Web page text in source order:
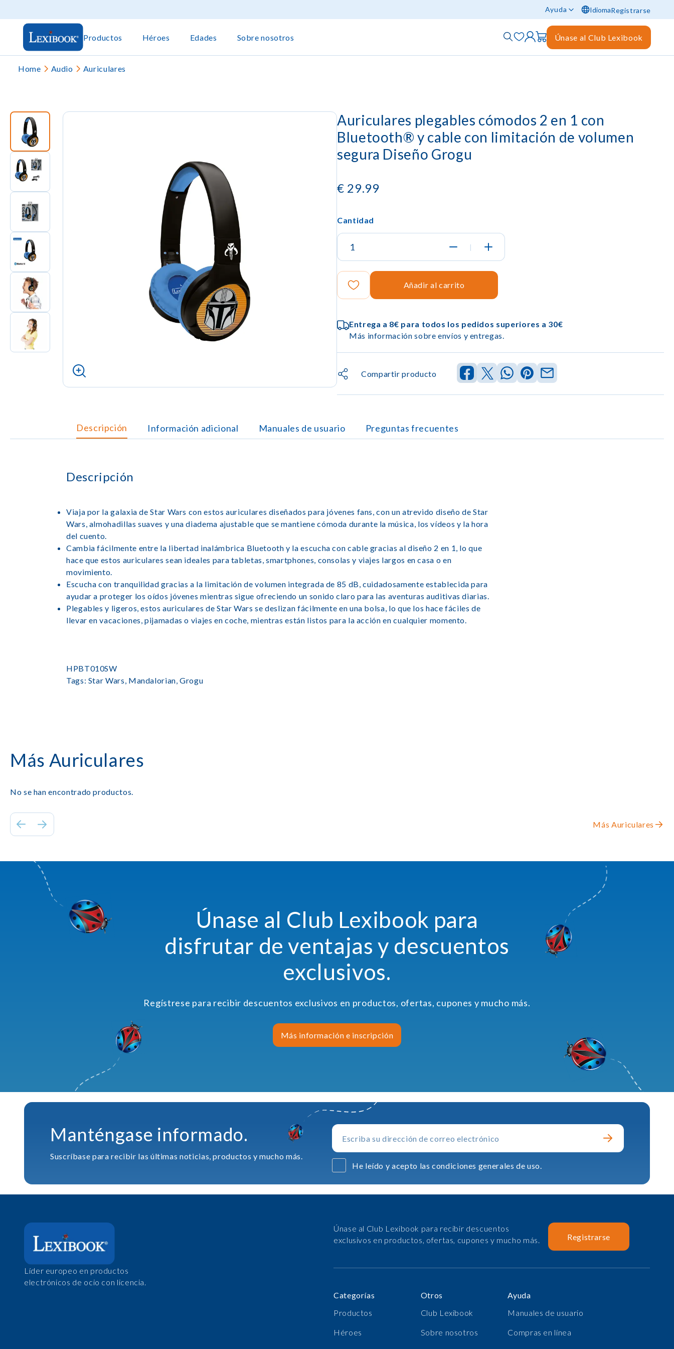
Ayuda IdiomaRegistrarse
Productos Héroes Edades Sobre nosotros Únase al Club Lexibook
Home Audio Auriculares
Auriculares plegables cómodos 2 en 1 con
Bluetooth® y cable con limitación de volumen
segura Diseño Grogu
€ 29.99
Cantidad
|
Añadir al carrito
Entrega a 8€ para todos los pedidos superiores a 30€
Más información sobre envíos y entregas.
Compartir producto
Descripción Información adicional Manuales de usuario Preguntas frecuentes
Descripción
Viaja por la galaxia de Star Wars con estos auriculares diseñados para jóvenes fans, con un atrevido diseño de Star
Wars, almohadillas suaves y una diadema ajustable que se mantiene cómoda durante la música, los vídeos y la hora
del cuento.
Cambia fácilmente entre la libertad inalámbrica Bluetooth y la escucha con cable gracias al diseño 2 en 1, lo que
hace que estos auriculares sean ideales para tabletas, smartphones, consolas y viajes largos en casa o en
movimiento.
Escucha con tranquilidad gracias a la limitación de volumen integrada de 85 dB, cuidadosamente establecida para
ayudar a proteger los oídos jóvenes mientras sigue ofreciendo un sonido claro para las aventuras auditivas diarias.
Plegables y ligeros, estos auriculares de Star Wars se deslizan fácilmente en una bolsa, lo que los hace fáciles de
llevar en vacaciones, pijamadas o viajes en coche, mientras están listos para la acción en cualquier momento.
HPBT010SW
Tags: Star Wars, Mandalorian, Grogu
Más Auriculares
No se han encontrado productos.
Más Auriculares
Únase al Club Lexibook para
disfrutar de ventajas y descuentos
exclusivos.
Regístrese para recibir descuentos exclusivos en productos, ofertas, cupones y mucho más.
Más información e inscripción
Manténgase informado.
Suscríbase para recibir las últimas noticias, productos y mucho más.
He leído y acepto las condiciones generales de uso.
Líder europeo en productos
electrónicos de ocio con licencia.
Únase al Club Lexibook para recibir descuentos
exclusivos en productos, ofertas, cupones y mucho más.
Registrarse
Categorías
Productos
Héroes
Otros
Club Lexibook
Sobre nosotros
Ayuda
Manuales de usuario
Compras en línea